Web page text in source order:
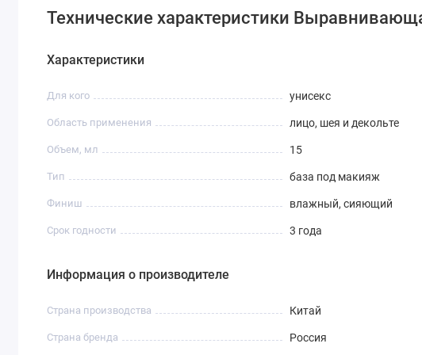
Технические характеристики
Характеристики
Для кого унисекс
Область применения лицо, шея и декольте
Объем, мл 15
Тип база под макияж
Финиш влажный, сияющий
Срок годности 3 года
Информация о производителе
Страна производства Китай
Страна бренда Россия